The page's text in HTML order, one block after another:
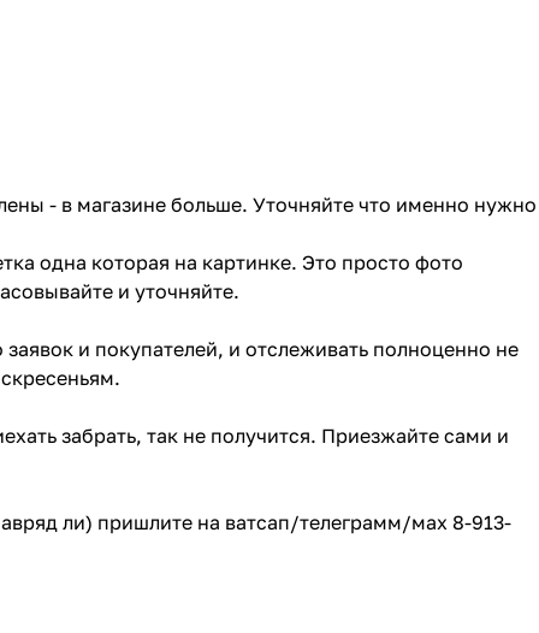
- в магазине больше. Уточняйте что именно нужно
одна которая на картинке. Это просто фото
и уточняйте.
и покупателей, и отслеживать полноценно не
забрать, так не получится. Приезжайте сами и
ли) пришлите на ватсап/телеграмм/мах 8-913-